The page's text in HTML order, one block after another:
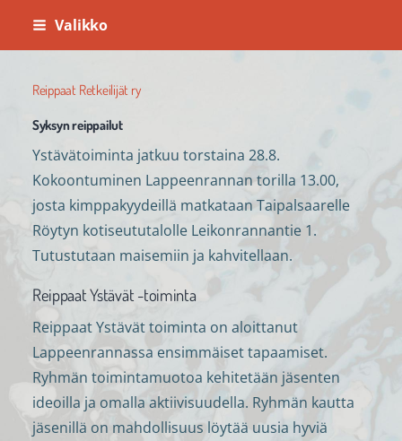
Siirry
sivun
Valikko
Reippaat Retkeilijät ry
Syksyn reippailut
Ystävätoiminta jatkuu torstaina 28.8.
Kokoontuminen Lappeenrannan torilla 13.00,
josta kimppakyydeillä matkataan Taipalsaarelle
Röytyn kotiseututalolle Leikonrannantie 1.
Tutustutaan maisemiin ja kahvitellaan.
Reippaat Ystävät -toiminta
Reippaat Ystävät toiminta on aloittanut
Lappeenrannassa ensimmäiset tapaamiset.
Ryhmän toimintamuotoa kehitetään jäsenten
ideoilla ja omalla aktiivisuudella. Ryhmän kautta
jäsenillä on mahdollisuus löytää uusia hyviä